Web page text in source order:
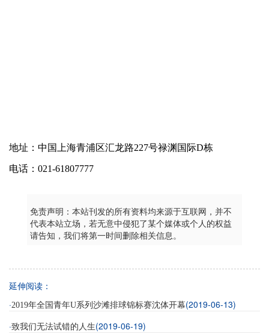
地址：中国上海青浦区汇龙路227号禄渊国际D栋
电话：021-61807777
免责声明：本站刊发的所有资料均来源于互联网，并不
代表本站立场，若无意中侵犯了某个媒体或个人的权益
请告知，我们将第一时间删除相关信息。
延伸阅读：
·2019年全国青年U系列沙滩排球锦标赛沈体开幕(2019-06-13)
·致我们无法试错的人生(2019-06-19)